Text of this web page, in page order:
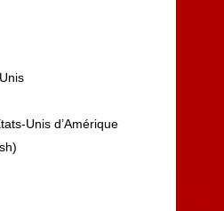
Unis d’Amérique